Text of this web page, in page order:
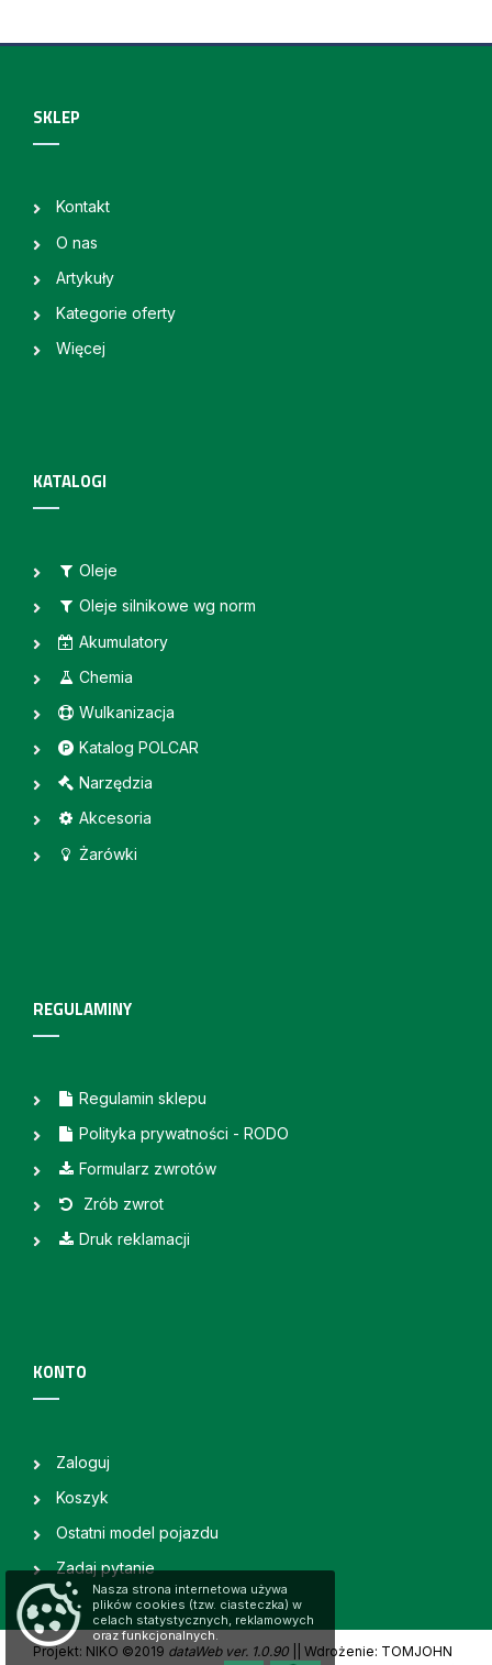
SKLEP
Kontakt
O nas
Artykuły
Kategorie oferty
Więcej
KATALOGI
Oleje
Oleje silnikowe wg norm
Akumulatory
Chemia
Wulkanizacja
Katalog POLCAR
Narzędzia
Akcesoria
Żarówki
REGULAMINY
Regulamin sklepu
Polityka prywatności - RODO
Formularz zwrotów
Zrób zwrot
Druk reklamacji
KONTO
Zaloguj
Koszyk
Ostatni model pojazdu
Zadaj pytanie
Projekt: NIKO ©2019 dataWeb ver. 1.0.90 | Wdrożenie: TOMJOHN
Nasza strona internetowa używa
plików cookies (tzw. ciasteczka) w
celach statystycznych, reklamowych
oraz funkcjonalnych.